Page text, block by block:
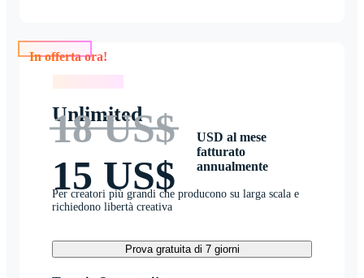
Unlimited
18 US$
15 US$
USD al mese
fatturato
annualmente
Per creatori più grandi che producono su larga scala e
richiedono libertà creativa
Prova gratuita di 7 giorni